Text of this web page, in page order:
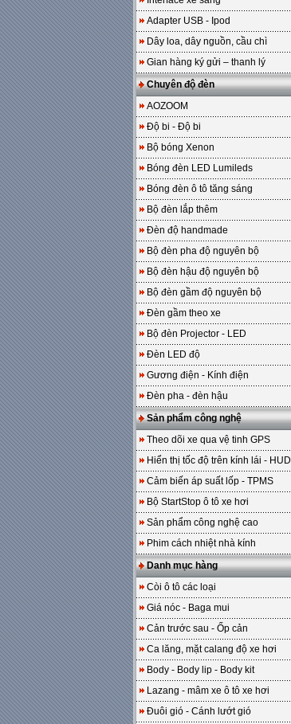
Adapter USB - Ipod
Dây loa, dây nguồn, cầu chì
Gian hàng ký gửi – thanh lý
Chuyên độ đèn
AOZOOM
Độ bi - Độ bi
Bộ bóng Xenon
Bóng đèn LED Lumileds
Bóng đèn ô tô tăng sáng
Bộ đèn lắp thêm
Đèn độ handmade
Bộ đèn pha độ nguyên bộ
Bộ đèn hậu độ nguyên bộ
Bộ đèn gầm độ nguyên bộ
Đèn gầm theo xe
Bộ đèn Projector - LED
Đèn LED độ
Gương điện - Kính điện
Đèn pha - đèn hậu
Sản phẩm công nghệ
Theo dõi xe qua vệ tinh GPS
Hiển thị tốc độ trên kính lái - HUD
Cảm biến áp suất lốp - TPMS
Bộ StartStop ô tô xe hơi
Sản phẩm công nghệ cao
Phim cách nhiệt nhà kính
Danh mục hàng
Còi ô tô các loại
Giá nóc - Baga mui
Cản trước sau - Ốp cản
Ca lăng, mặt calang độ xe hơi
Body - Body lip - Body kit
Lazang - mâm xe ô tô xe hơi
Đuôi gió - Cánh lướt gió